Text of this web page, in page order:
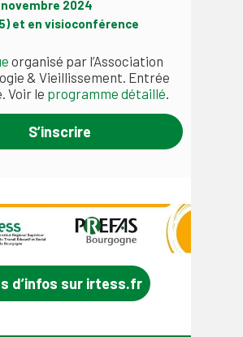
novembre 2024
et en visioconférence
organisé par l’Association
& Vieillissement. Entrée
Voir le programme détaillé
S’inscrire
d’infos sur irtess.fr